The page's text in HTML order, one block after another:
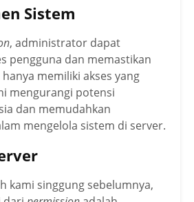
Sistem
, administrator dapat
pengguna dan memastikan
memiliki akses yang
mengurangi potensi
dan memudahkan
mengelola sistem di server.
kami singgung sebelumnya,